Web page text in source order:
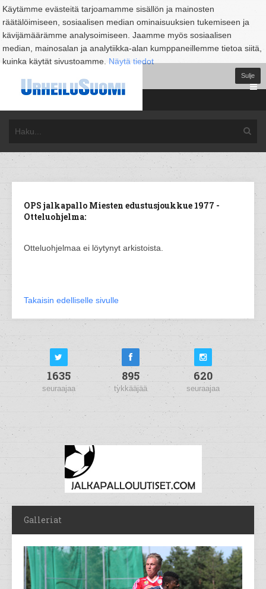
Käytämme evästeitä tarjoamamme sisällön ja mainosten
räätälöimiseen, sosiaalisen median ominaisuuksien tukemiseen ja
kävijämäärämme analysoimiseen. Jaamme myös sosiaalisen
median, mainosalan ja analytiikka-alan kumppaneillemme tietoa siitä,
kuinka käytät sivustoamme. Näytä tiedot
Sulje
OPS jalkapallo Miesten edustusjoukkue 1977 -
Otteluohjelma:
Otteluohjelmaa ei löytynyt arkistoista.
Takaisin edelliselle sivulle
1635
seuraajaa
895
tykkääjää
620
seuraajaa
Galleriat